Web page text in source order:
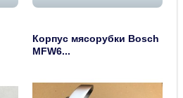
Корпус мясорубки Bosch
MFW6...